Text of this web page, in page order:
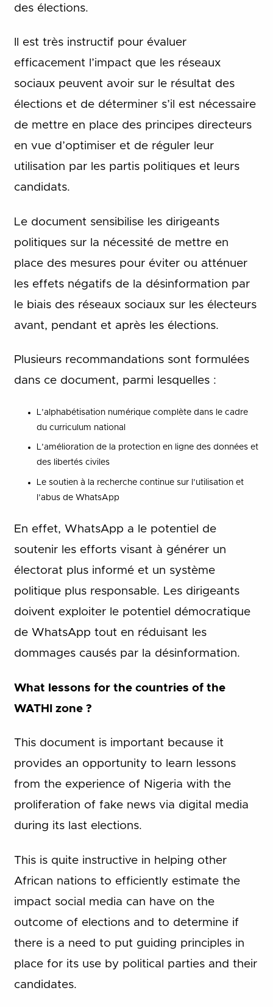
des élections.
Il est très instructif pour évaluer
efficacement l’impact que les réseaux
sociaux peuvent avoir sur le résultat des
élections et de déterminer s’il est nécessaire
de mettre en place des principes directeurs
en vue d’optimiser et de réguler leur
utilisation par les partis politiques et leurs
candidats.
Le document sensibilise les dirigeants
politiques sur la nécessité de mettre en
place des mesures pour éviter ou atténuer
les effets négatifs de la désinformation par
le biais des réseaux sociaux sur les électeurs
avant, pendant et après les élections.
Plusieurs recommandations sont formulées
dans ce document, parmi lesquelles :
L’alphabétisation numérique complète dans le cadre
du curriculum national
L’amélioration de la protection en ligne des données et
des libertés civiles
Le soutien à la recherche continue sur l’utilisation et
l’abus de WhatsApp
En effet, WhatsApp a le potentiel de
soutenir les efforts visant à générer un
électorat plus informé et un système
politique plus responsable. Les dirigeants
doivent exploiter le potentiel démocratique
de WhatsApp tout en réduisant les
dommages causés par la désinformation.
What lessons for the countries of the
WATHI zone ?
This document is important because it
provides an opportunity to learn lessons
from the experience of Nigeria with the
proliferation of fake news via digital media
during its last elections.
This is quite instructive in helping other
African nations to efficiently estimate the
impact social media can have on the
outcome of elections and to determine if
there is a need to put guiding principles in
place for its use by political parties and their
candidates.